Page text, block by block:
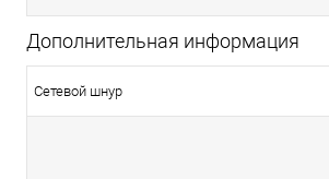
Дополнительная информация
Сетевой шнур